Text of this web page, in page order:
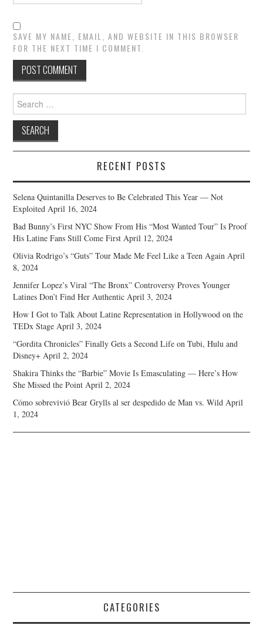
SAVE MY NAME, EMAIL, AND WEBSITE IN THIS BROWSER
FOR THE NEXT TIME I COMMENT.
Search
for:
RECENT POSTS
Selena Quintanilla Deserves to Be Celebrated This Year — Not
Exploited April 16, 2024
Bad Bunny’s First NYC Show From His “Most Wanted Tour” Is Proof
His Latine Fans Still Come First April 12, 2024
Olivia Rodrigo’s “Guts” Tour Made Me Feel Like a Teen Again April
8, 2024
Jennifer Lopez’s Viral “The Bronx” Controversy Proves Younger
Latines Don’t Find Her Authentic April 3, 2024
How I Got to Talk About Latine Representation in Hollywood on the
TEDx Stage April 3, 2024
“Gordita Chronicles” Finally Gets a Second Life on Tubi, Hulu and
Disney+ April 2, 2024
Shakira Thinks the “Barbie” Movie Is Emasculating — Here’s How
She Missed the Point April 2, 2024
Cómo sobrevivió Bear Grylls al ser despedido de Man vs. Wild April
1, 2024
CATEGORIES